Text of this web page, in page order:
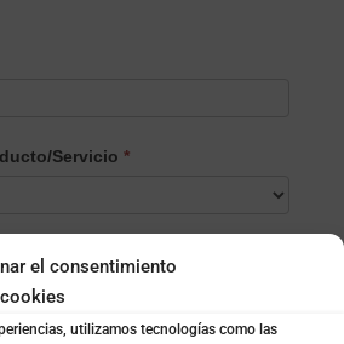
el consentimiento
utilizamos tecnologías como las
Servicio *